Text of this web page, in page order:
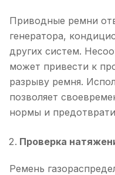
Приводные ремни
генератора,
других систем.
может привести к
разрыву ремня.
позволяет
нормы и
Проверка
Ремень